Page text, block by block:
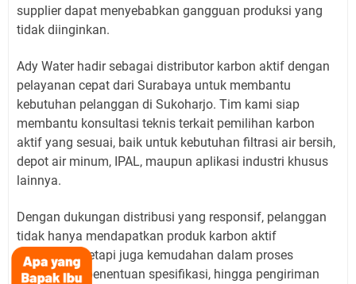
supplier dapat menyebabkan gangguan produksi yang
tidak diinginkan.
Ady Water hadir sebagai distributor karbon aktif dengan
pelayanan cepat dari Surabaya untuk membantu
kebutuhan pelanggan di Sukoharjo. Tim kami siap
membantu konsultasi teknis terkait pemilihan karbon
aktif yang sesuai, baik untuk kebutuhan filtrasi air bersih,
depot air minum, IPAL, maupun aplikasi industri khusus
lainnya.
Dengan dukungan distribusi yang responsif, pelanggan
tidak hanya mendapatkan produk karbon aktif
berkualitas, tetapi juga kemudahan dalam proses
pengadaan, penentuan spesifikasi, hingga pengiriman